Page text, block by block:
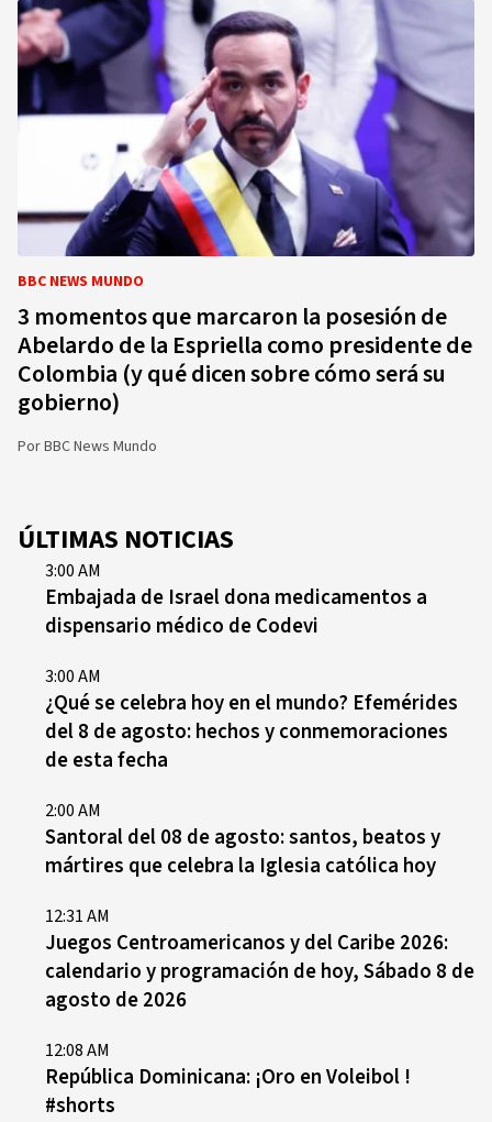
BBC NEWS MUNDO
3 momentos que marcaron la posesión de
Abelardo de la Espriella como presidente de
Colombia (y qué dicen sobre cómo será su
gobierno)
PorBBC News Mundo
ÚLTIMAS NOTICIAS
3:00 AM
Embajada de Israel dona medicamentos a
dispensario médico de Codevi
3:00 AM
¿Qué se celebra hoy en el mundo? Efemérides
del 8 de agosto: hechos y conmemoraciones
de esta fecha
2:00 AM
Santoral del 08 de agosto: santos, beatos y
mártires que celebra la Iglesia católica hoy
12:31 AM
Juegos Centroamericanos y del Caribe 2026:
calendario y programación de hoy, Sábado 8 de
agosto de 2026
12:08 AM
República Dominicana: ¡Oro en Voleibol !
#shorts